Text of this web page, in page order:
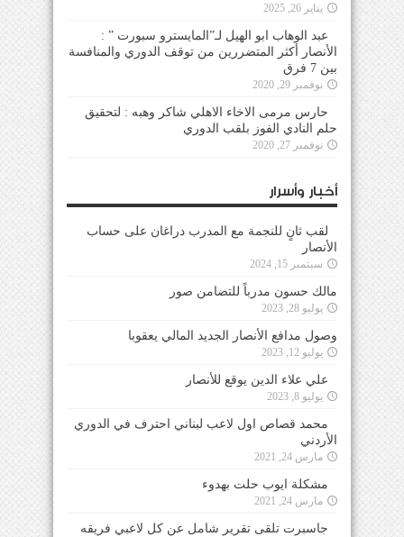
يناير 26, 2025
عبد الوهاب ابو الهيل لـ”المايسترو سبورت ” :
الأنصار أكثر المتضررين من توقف الدوري والمنافسة
بين 7 فرق
نوفمبر 29, 2020
حارس مرمى الاخاء الاهلي شاكر وهبه : لتحقيق
حلم النادي الفوز بلقب الدوري
نوفمبر 27, 2020
أخبار وأسرار
لقب ثانٍ للنجمة مع المدرب دراغان على حساب
الأنصار
سبتمبر 15, 2024
مالك حسون مدرباً للتضامن صور
يوليو 28, 2023
وصول مدافع الأنصار الجديد المالي يعقوبا
يوليو 12, 2023
علي علاء الدين يوقع للأنصار
يوليو 8, 2023
محمد قصاص اول لاعب لبناني احترف في الدوري
الأردني
مارس 24, 2021
مشكلة ايوب حلت بهدوء
مارس 24, 2021
جاسبرت تلقى تقرير شامل عن كل لاعبي فريقه